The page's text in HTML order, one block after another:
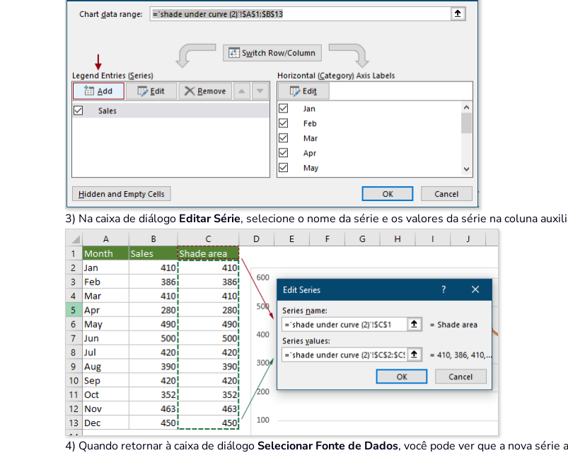
3) Na caixa de diálogo Editar Série, selecione o nome da série e os valores da série na coluna
4) Quando retornar à caixa de diálogoSelecionar Fonte de Dados, você pode ver que a nova série